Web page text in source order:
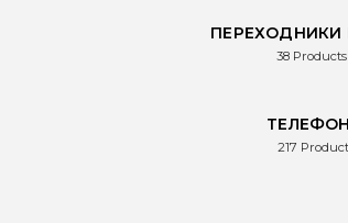
ПЕРЕХОДНИКИ
38 Products
217